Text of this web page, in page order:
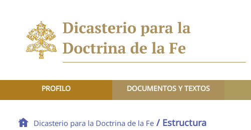
PROFILO DOCUMENTOS Y TEXTOS
Dicasterio para la Doctrina de la Fe / Estructura